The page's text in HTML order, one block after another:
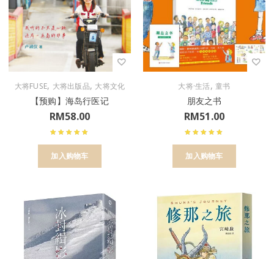
大将FUSE, 大将出版品, 大将文化
【预购】海岛行医记
RM58.00
加入购物车
大将·生活,童书
朋友之书
RM51.00
加入购物车